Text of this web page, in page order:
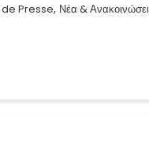
Presse, Νέα &